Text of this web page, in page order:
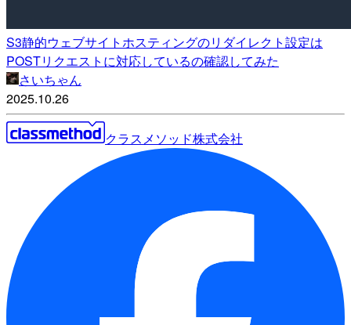
S3静的ウェブサイトホスティングのリダイレクト設定は
POSTリクエストに対応しているの確認してみた
さいちゃん
2025.10.26
クラスメソッド株式会社